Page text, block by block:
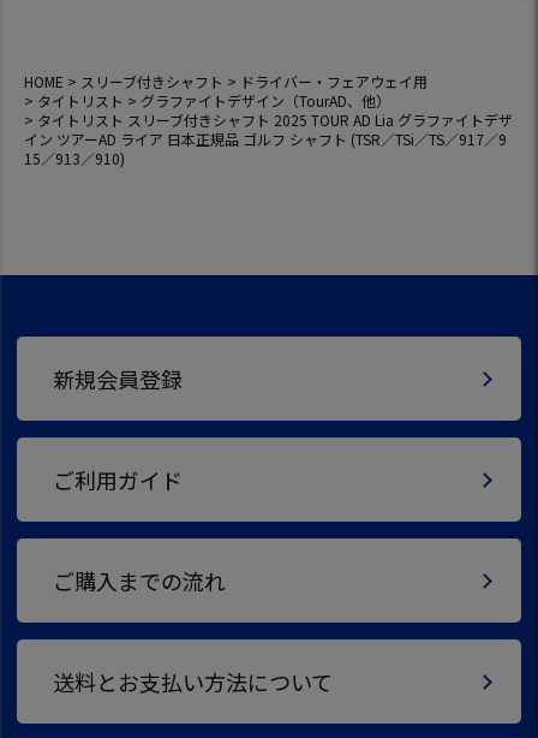
HOME スリーブ付きシャフト
ドライバー・フェアウェイ用
タイトリスト
グラファイトデザイン（TourAD、他）
タイトリスト スリーブ付きシャフト 2025 TOUR AD Lia グラファイトデザ
イン ツアーAD ライア 日本正規品 ゴルフ シャフト (TSR／TSi／TS／917／9
15／913／910)
新規会員登録
ご利用ガイド
ご購入までの流れ
送料とお支払い方法について